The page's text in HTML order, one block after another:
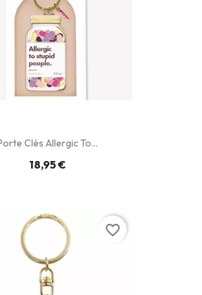
Clés Allergic To...
18,95 €
favorite_border